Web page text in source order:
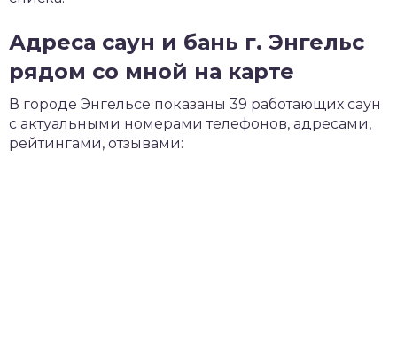
Адреса саун и бань г. Энгельс
рядом со мной на карте
В городе Энгельсе показаны 39 работающих саун
с актуальными номерами телефонов, адресами,
рейтингами, отзывами: